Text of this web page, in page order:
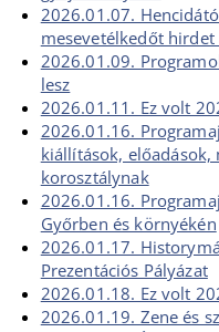
2026.01.07.
mesevetélkedőt
2026.01.09.
lesz
2026.01.11. Ez volt
2026.01.16.
kiállítások, előadások,
korosztálynak
2026.01.16.
Győrben és környékén
2026.01.17.
Prezentációs Pályázat
2026.01.18. Ez volt
2026.01.19. Zene és